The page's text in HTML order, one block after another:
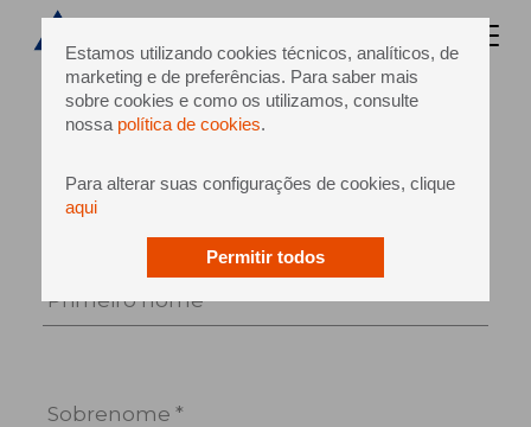
Estamos utilizando cookies técnicos, analíticos, de
marketing e de preferências. Para saber mais
sobre cookies e como os utilizamos, consulte
nossa política de cookies.
Para alterar suas configurações de cookies, clique
aqui
Permitir todos
Saudação *
Primeiro nome *
Sobrenome *